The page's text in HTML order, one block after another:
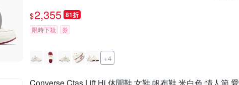
$2,355 81折
限時下殺 券
+4